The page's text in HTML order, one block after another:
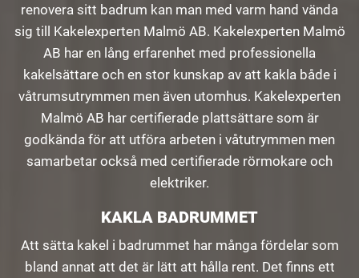
renovera sitt badrum kan man med varm hand vända
sig till Kakelexperten Malmö AB. Kakelexperten Malmö
AB har en lång erfarenhet med professionella
kakelsättare och en stor kunskap av att kakla både i
våtrumsutrymmen men även utomhus. Kakelexperten
Malmö AB har certifierade plattsättare som är
godkända för att utföra arbeten i våtutrymmen men
samarbetar också med certifierade rörmokare och
elektriker.
KAKLA BADRUMMET
Att sätta kakel i badrummet har många fördelar som
bland annat att det är lätt att hålla rent. Det finns ett